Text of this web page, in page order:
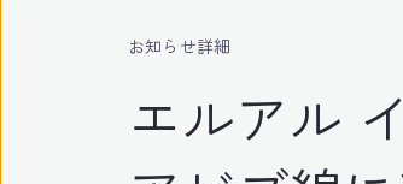
お知らせ詳細
エルアル